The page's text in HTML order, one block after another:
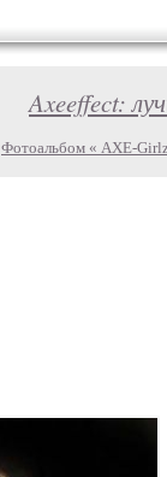
Axeeffect:
Фотоальбом « AXE-